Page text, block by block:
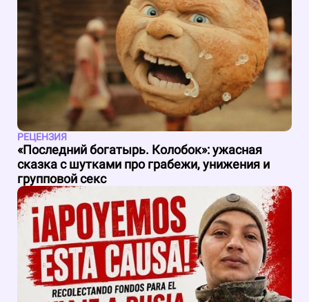
РЕЦЕНЗИЯ
«Последний богатырь. Колобок»: ужасная
сказка с шутками про грабежи, унижения и
групповой секс